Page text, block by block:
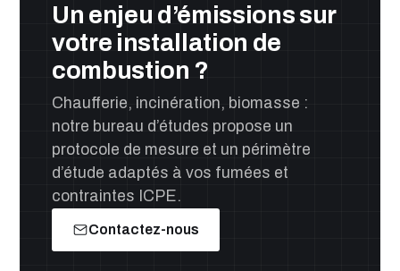
Un enjeu d’émissions sur
votre installation de
combustion ?
Chaufferie, incinération, biomasse :
notre bureau d’études propose un
protocole de mesure et un périmètre
d’étude adaptés à vos fumées et
contraintes ICPE.
Contactez-nous